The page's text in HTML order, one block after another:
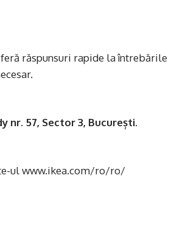
răspunsuri rapide la întrebările
nr. 57, Sector 3, București.
ul www.ikea.com/ro/ro/